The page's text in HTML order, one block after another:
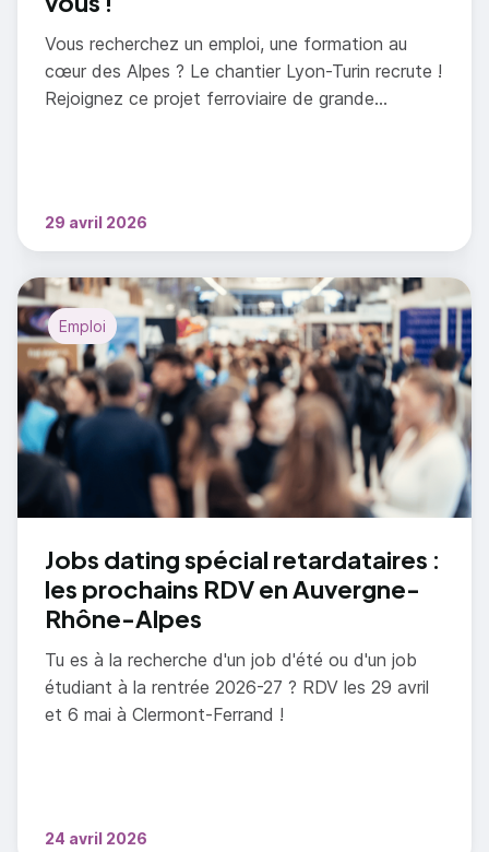
Vous recherchez un emploi, une formation au
cœur des Alpes ? Le chantier Lyon-Turin recrute !
Rejoignez ce projet ferroviaire de grande
29 avril 2026
Jobs dating spécial retardataires :
les prochains RDV en Auvergne-
Rhône-Alpes
Tu es à la recherche d'un job d'été ou d'un job
étudiant à la rentrée 2026-27 ? RDV les 29 avril
et 6 mai à Clermont-Ferrand !
24 avril 2026
Emploi